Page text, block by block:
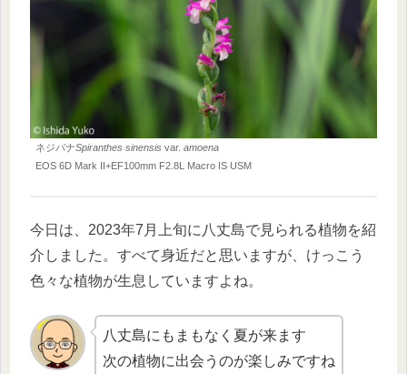
ネジバナSpiranthes sinensis var. amoena
EOS 6D Mark II+EF100mm F2.8L Macro IS USM
今日は、2023年7月上旬に八丈島で見られる植物を紹
介しました。すべて身近だと思いますが、けっこう
色々な植物が生息していますよね。
八丈島にもまもなく夏が来ます
次の植物に出会うのが楽しみですね